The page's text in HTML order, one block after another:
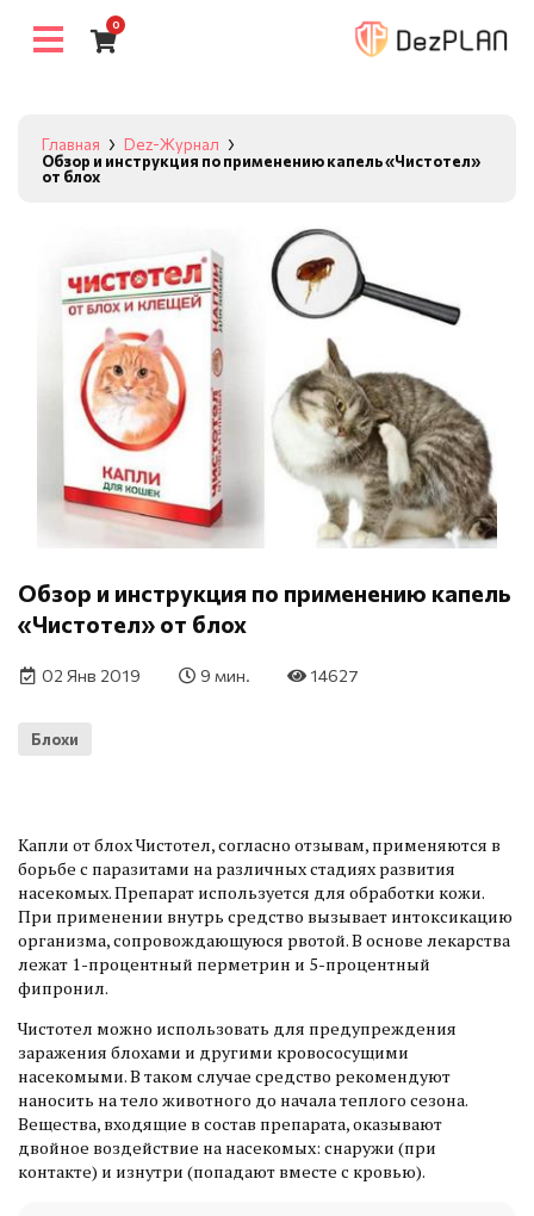
0
Главная
Dez-Журнал
Обзор и инструкция по применению капель «Чистотел»
от блох
Обзор и инструкция по применению капель
«Чистотел» от блох
02 Янв 2019 9 мин. 14627
Блохи
Капли от блох Чистотел, согласно отзывам, применяются в
борьбе с паразитами на различных стадиях развития
насекомых. Препарат используется для обработки кожи.
При применении внутрь средство вызывает интоксикацию
организма, сопровождающуюся рвотой. В основе лекарства
лежат 1-процентный перметрин и 5-процентный
фипронил.
Чистотел можно использовать для предупреждения
заражения блохами и другими кровососущими
насекомыми. В таком случае средство рекомендуют
наносить на тело животного до начала теплого сезона.
Вещества, входящие в состав препарата, оказывают
двойное воздействие на насекомых: снаружи (при
контакте) и изнутри (попадают вместе с кровью).